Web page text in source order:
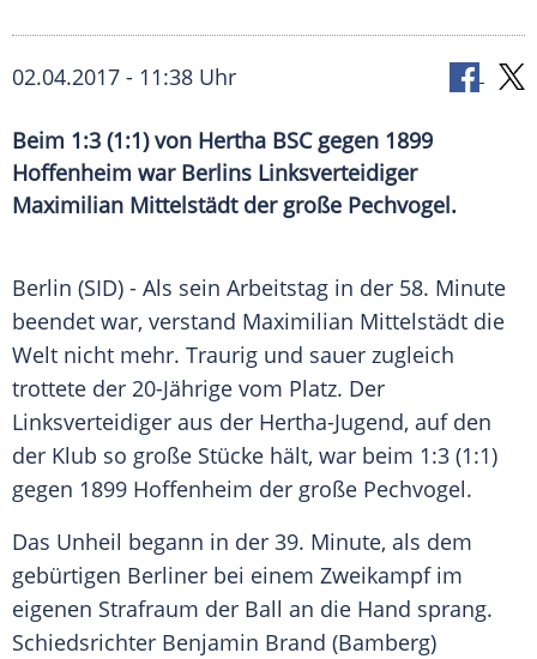
02.04.2017 - 11:38 Uhr
Beim 1:3 (1:1) von Hertha BSC gegen 1899
Hoffenheim war Berlins Linksverteidiger
Maximilian Mittelstädt der große Pechvogel.
Berlin (SID) - Als sein Arbeitstag in der 58. Minute
beendet war, verstand Maximilian Mittelstädt die
Welt nicht mehr. Traurig und sauer zugleich
trottete der 20-Jährige vom Platz. Der
Linksverteidiger aus der Hertha-Jugend, auf den
der Klub so große Stücke hält, war beim 1:3 (1:1)
gegen 1899 Hoffenheim der große Pechvogel.
Das Unheil begann in der 39. Minute, als dem
gebürtigen Berliner bei einem Zweikampf im
eigenen Strafraum der Ball an die Hand sprang.
Schiedsrichter Benjamin Brand (Bamberg)